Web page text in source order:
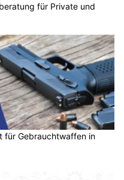
für Private und
für Gebrauchtwaffen in